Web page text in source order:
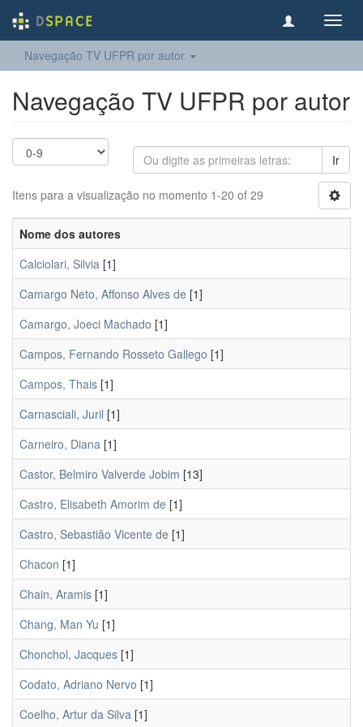
Navegação TV UFPR por autor
Navegação TV UFPR por autor
Ir
Itens para a visualização no momento 1-20 of 29
Nome dos autores
Calciolari, Silvia [1]
Camargo Neto, Affonso Alves de [1]
Camargo, Joeci Machado [1]
Campos, Fernando Rosseto Gallego [1]
Campos, Thais [1]
Carnasciali, Juril [1]
Carneiro, Diana [1]
Castor, Belmiro Valverde Jobim [13]
Castro, Elisabeth Amorim de [1]
Castro, Sebastiăo Vicente de [1]
Chacon [1]
Chain, Aramis [1]
Chang, Man Yu [1]
Chonchol, Jacques [1]
Codato, Adriano Nervo [1]
Coelho, Artur da Silva [1]